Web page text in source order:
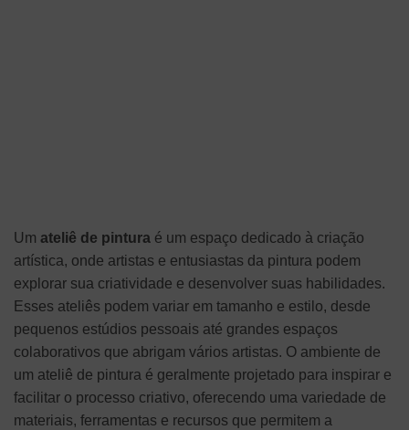
Um ateliê de pintura é um espaço dedicado à criação
artística, onde artistas e entusiastas da pintura podem
explorar sua criatividade e desenvolver suas habilidades.
Esses ateliês podem variar em tamanho e estilo, desde
pequenos estúdios pessoais até grandes espaços
colaborativos que abrigam vários artistas. O ambiente de
um ateliê de pintura é geralmente projetado para inspirar e
facilitar o processo criativo, oferecendo uma variedade de
materiais, ferramentas e recursos que permitem a